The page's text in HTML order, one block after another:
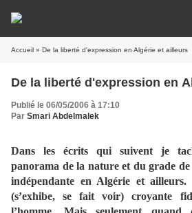
Accueil » De la liberté d'expression en Algérie et ailleurs
De la liberté d'expression en
Publié le 06/05/2006 à 17:10
Par Smari Abdelmalek
Dans les écrits qui suivent je
panorama de la nature et du grade
indépendante en Algérie et
(s’exhibe, se fait voir) croyante